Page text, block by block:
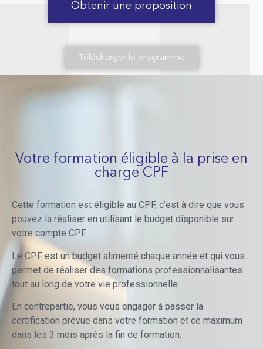
Obtenir une proposition
Télécharger le programme
Votre formation éligible à la prise en
charge CPF
Cette formation est éligible au CPF, c’est à dire que vous
pouvez la réaliser en utilisant le budget disponible sur
votre compte CPF.
Le CPF est un budget alimenté chaque année et qui vous
permet de réaliser des formations professionnalisantes
tout au long de votre vie professionnelle.
En contrepartie, vous vous engager à passer la
certification prévue dans votre formation et ce maximum
dans les 3 mois après la fin de formation.